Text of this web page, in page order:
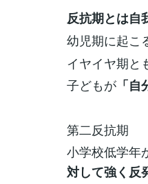
反抗期とは自
幼児期に起こ
イヤイヤ期と
子どもが 「
第二反抗期
小学校低学年
対して強く反